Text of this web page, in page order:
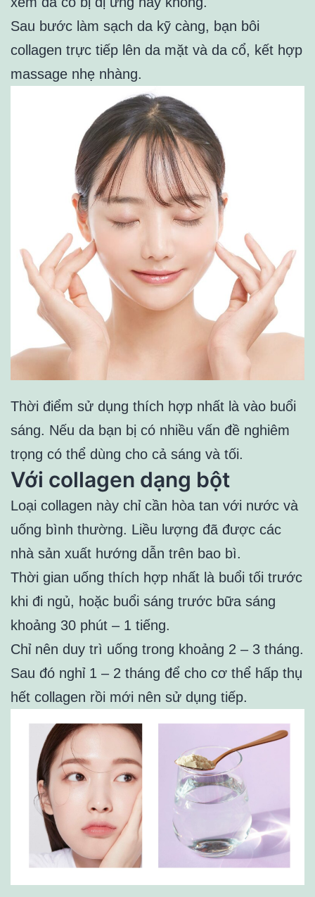
Sau bước làm sạch da kỹ càng, bạn bôi
collagen trực tiếp lên da mặt và da cổ, kết hợp
massage nhẹ nhàng.
Thời điểm sử dụng thích hợp nhất là vào buổi
sáng. Nếu da bạn bị có nhiều vấn đề nghiêm
trọng có thể dùng cho cả sáng và tối.
Với collagen dạng bột
Loại collagen này chỉ cần hòa tan với nước và
uống bình thường. Liều lượng đã được các
nhà sản xuất hướng dẫn trên bao bì.
Thời gian uống thích hợp nhất là buổi tối trước
khi đi ngủ, hoặc buổi sáng trước bữa sáng
khoảng 30 phút – 1 tiếng.
Chỉ nên duy trì uống trong khoảng 2 – 3 tháng.
Sau đó nghỉ 1 – 2 tháng để cho cơ thể hấp thụ
hết collagen rồi mới nên sử dụng tiếp.